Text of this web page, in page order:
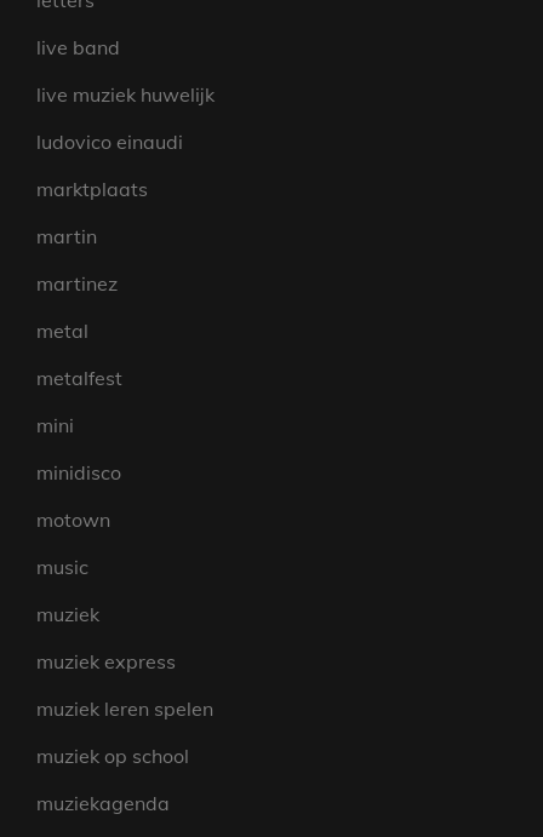
live band
live muziek huwelijk
ludovico einaudi
marktplaats
martin
martinez
metal
metalfest
mini
minidisco
motown
music
muziek
muziek express
muziek leren spelen
muziek op school
muziekagenda